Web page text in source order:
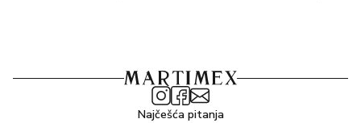
Najčešća pitanja